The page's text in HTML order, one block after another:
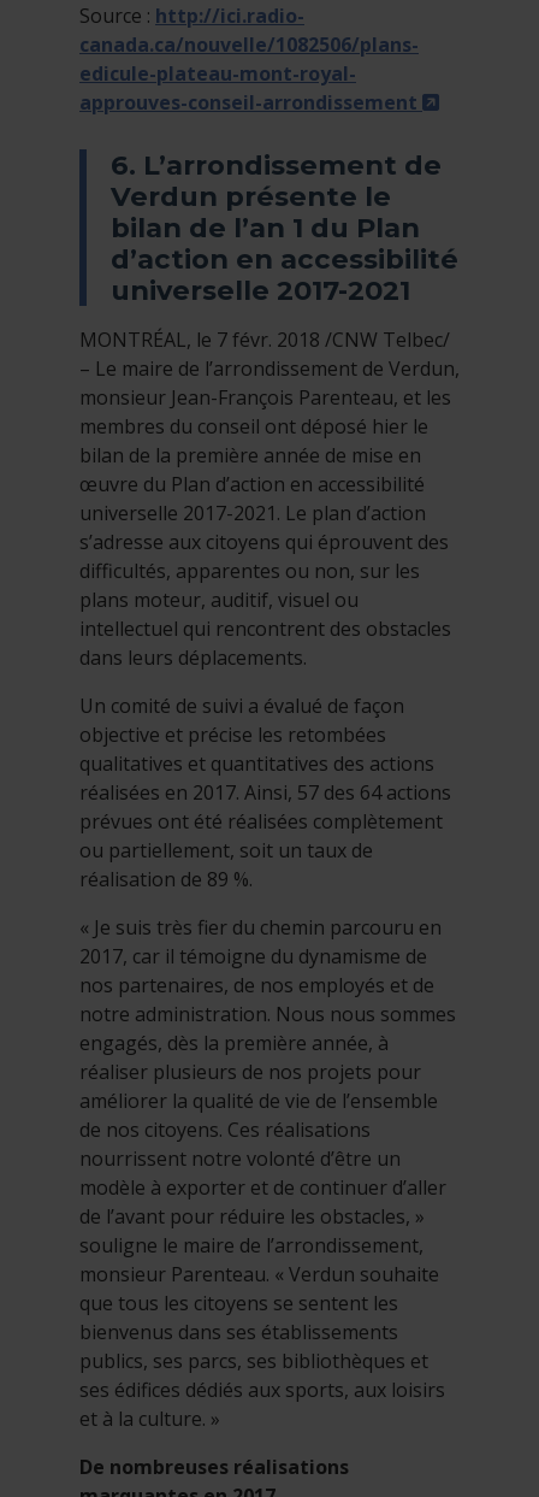
Source : http://ici.radio-
canada.ca/nouvelle/1082506/plans-
edicule-plateau-mont-royal-
approuves-conseil-arrondissement
- Cet
6. L’arrondissement de
Verdun présente le
bilan de l’an 1 du Plan
d’action en accessibilité
universelle 2017-2021
MONTRÉAL, le 7 févr. 2018 /CNW Telbec/
– Le maire de l’arrondissement de Verdun,
monsieur Jean-François Parenteau, et les
membres du conseil ont déposé hier le
bilan de la première année de mise en
œuvre du Plan d’action en accessibilité
universelle 2017-2021. Le plan d’action
s’adresse aux citoyens qui éprouvent des
difficultés, apparentes ou non, sur les
plans moteur, auditif, visuel ou
intellectuel qui rencontrent des obstacles
dans leurs déplacements.
Un comité de suivi a évalué de façon
objective et précise les retombées
qualitatives et quantitatives des actions
réalisées en 2017. Ainsi, 57 des 64 actions
prévues ont été réalisées complètement
ou partiellement, soit un taux de
réalisation de 89 %.
« Je suis très fier du chemin parcouru en
2017, car il témoigne du dynamisme de
nos partenaires, de nos employés et de
notre administration. Nous nous sommes
engagés, dès la première année, à
réaliser plusieurs de nos projets pour
améliorer la qualité de vie de l’ensemble
de nos citoyens. Ces réalisations
nourrissent notre volonté d’être un
modèle à exporter et de continuer d’aller
de l’avant pour réduire les obstacles, »
souligne le maire de l’arrondissement,
monsieur Parenteau. « Verdun souhaite
que tous les citoyens se sentent les
bienvenus dans ses établissements
publics, ses parcs, ses bibliothèques et
ses édifices dédiés aux sports, aux loisirs
et à la culture. »
De nombreuses réalisations